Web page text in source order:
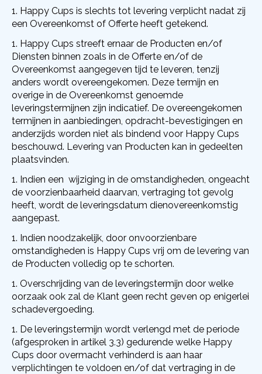
Happy Cups is slechts tot levering verplicht nadat zij
een Overeenkomst of Offerte heeft getekend.
Happy Cups streeft ernaar de Producten en/of
Diensten binnen zoals in de Offerte en/of de
Overeenkomst aangegeven tijd te leveren, tenzij
anders wordt overeengekomen. Deze termijn en
overige in de Overeenkomst genoemde
leveringstermijnen zijn indicatief. De overeengekomen
termijnen in aanbiedingen, opdracht-bevestigingen en
anderzijds worden niet als bindend voor Happy Cups
beschouwd. Levering van Producten kan in gedeelten
plaatsvinden.
Indien een wijziging in de omstandigheden, ongeacht
de voorzienbaarheid daarvan, vertraging tot gevolg
heeft, wordt de leveringsdatum dienovereenkomstig
aangepast.
Indien noodzakelijk, door onvoorzienbare
omstandigheden is Happy Cups vrij om de levering van
de Producten volledig op te schorten.
Overschrijding van de leveringstermijn door welke
oorzaak ook zal de Klant geen recht geven op enigerlei
schadevergoeding.
De leveringstermijn wordt verlengd met de periode
(afgesproken in artikel 3.3) gedurende welke Happy
Cups door overmacht verhinderd is aan haar
verplichtingen te voldoen en/of dat vertraging in de